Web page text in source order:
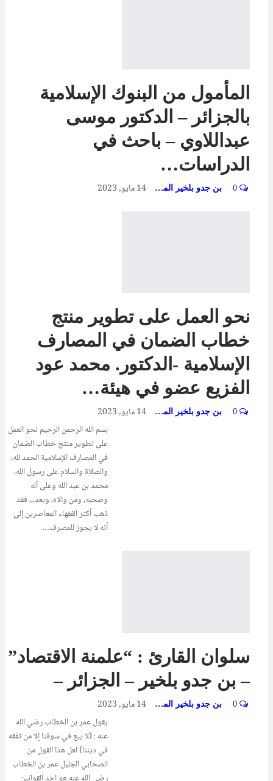
المأمول من البنوك الإسلامية
بالجزائر – الدكتور موسى
عبداللاوي – باحث في
الدراسات…
بن جدو بلخير المشرف العام 14 مايو, 2023
نحو العمل على تطوير منتج
خطاب الضمان في المصارف
الإسلامية -الدكتور. محمد عود
الفزيع عضو في هيئة…
بن جدو بلخير المشرف العام 14 مايو, 2023
بسم الله الرحمن الرحيم نحو العمل
على تطوير منتج خطاب الضمان
في المصارف الإسلامية الحمد لله،
والصلاة والسلام على رسول الله،
محمد بن عبد الله وعلى آله
وصحبه، ومن والاه، وبعد،،، فقد
ذهب أكثر الفقهاء المعاصرين إلى
أنه لا يجوز للمصرف…
سلوان القارئ : “علمنة الاقتصاد”
– بن جدو بلخير – الجزائر –
بن جدو بلخير المشرف العام 14 مايو, 2023
يقول عمر بن الخطاب رضي الله
عنه : (لا يبع في سوقنا إلا من تفقه
في ديننا) لعل هذا القول من
الصحابي الجليل عمر بن الخطاب